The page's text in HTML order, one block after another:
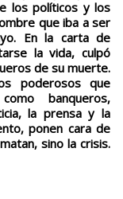
los políticos y los
que iba a ser
En la carta de
la vida, culpó
de su muerte.
poderosos que
banqueros,
la prensa y la
ponen cara de
sino la crisis.